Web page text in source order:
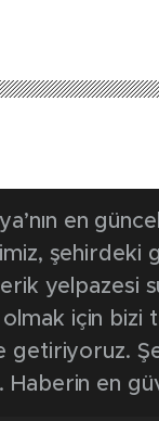
en
yelpazesi
için bizi
getiriyoruz.
Haberin en